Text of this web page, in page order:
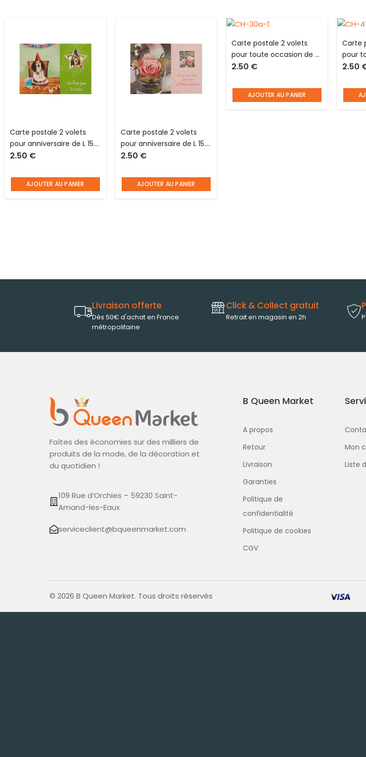
Carte postale 2 volets
pour anniversaire de L 15.0
X l 10.5 cm pliée avec
2.50 €
AJOUTER AU PANIER
Carte postale 2 volets
pour anniversaire de L 15.0
X l 10.5 cm pliée avec
2.50 €
AJOUTER AU PANIER
Carte postale 2 volets
pour toute occasion de L
15.0 X l 10.5 cm pliée avec
2.50 €
AJOUTER AU PANIER
Carte
pour
15.0 X
2.50
Livraison offerte
Dès 50€ d'achat en France
métropolitaine
Click & Collect gratuit
Retrait en magasin en 2h
Faîtes des économies sur des milliers de
produits de la mode, de la décoration et
du quotidien !
109 Rue d’Orchies – 59230 Saint-
Amand-les-Eaux
serviceclient@bqueenmarket.com
B Queen Market
A propos
Retour
Livraison
Garanties
Politique de
confidentialité
Politique de cookies
CGV
Mon
Liste
© 2026 B Queen Market. Tous droits réservés